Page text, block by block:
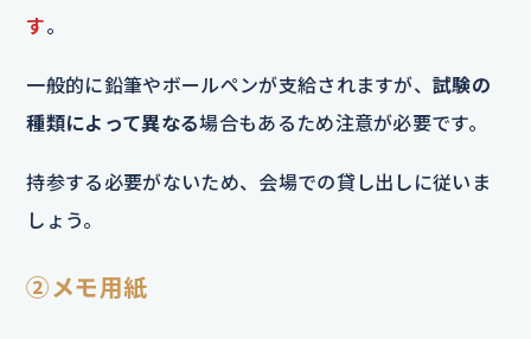
す。
一般的に鉛筆やボールペンが支給されますが、試験の
種類によって異なる場合もあるため注意が必要です。
持参する必要がないため、会場での貸し出しに従いま
しょう。
②メモ用紙